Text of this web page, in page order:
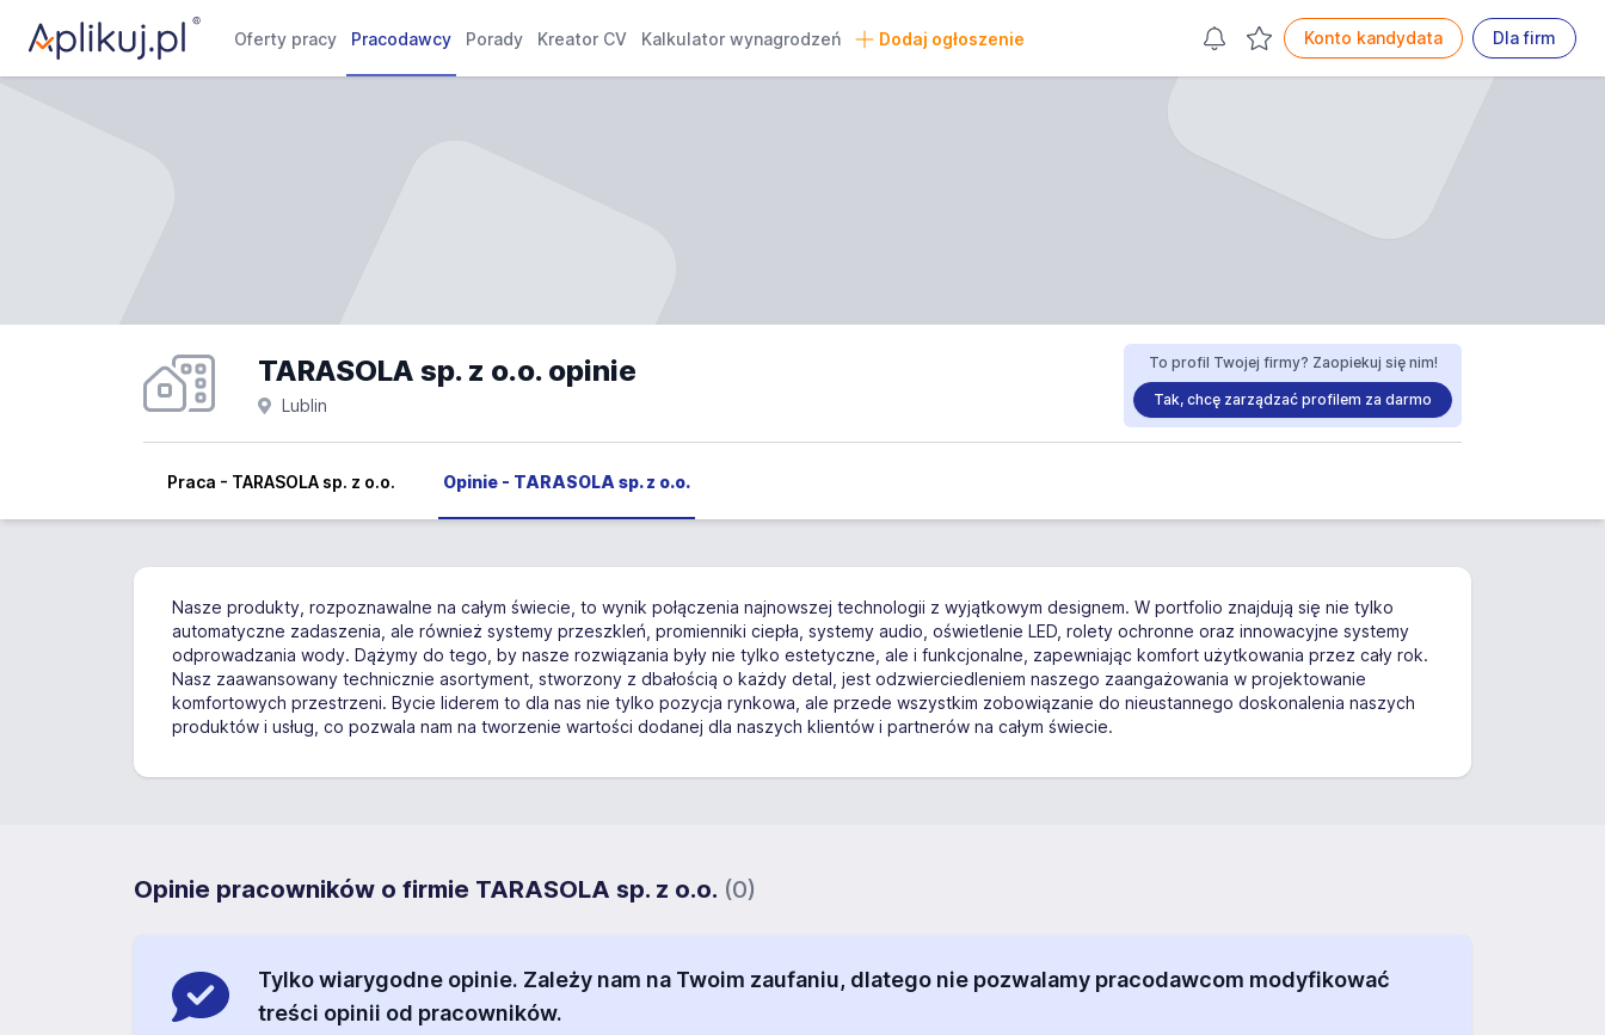
Oferty pracy Pracodawcy Porady Kreator CV Kalkulator wynagrodzeń Dodaj ogłoszenie Konto kandydata Dla firm
TARASOLA sp. z o.o. opinie
Lublin
To profil Twojej firmy? Zaopiekuj się nim!
Tak, chcę zarządzać profilem za darmo
Praca - TARASOLA sp. z o.o. Opinie - TARASOLA sp. z o.o.
Nasze produkty, rozpoznawalne na całym świecie, to wynik połączenia najnowszej technologii z wyjątkowym designem. W portfolio znajdują się nie tylko
automatyczne zadaszenia, ale również systemy przeszkleń, promienniki ciepła, systemy audio, oświetlenie LED, rolety ochronne oraz innowacyjne systemy
odprowadzania wody. Dążymy do tego, by nasze rozwiązania były nie tylko estetyczne, ale i funkcjonalne, zapewniając komfort użytkowania przez cały rok.
Nasz zaawansowany technicznie asortyment, stworzony z dbałością o każdy detal, jest odzwierciedleniem naszego zaangażowania w projektowanie
komfortowych przestrzeni. Bycie liderem to dla nas nie tylko pozycja rynkowa, ale przede wszystkim zobowiązanie do nieustannego doskonalenia naszych
produktów i usług, co pozwala nam na tworzenie wartości dodanej dla naszych klientów i partnerów na całym świecie.
Opinie pracowników o firmie TARASOLA sp. z o.o. (0)
Tylko wiarygodne opinie. Zależy nam na Twoim zaufaniu, dlatego nie pozwalamy pracodawcom modyfikować
treści opinii od pracowników.